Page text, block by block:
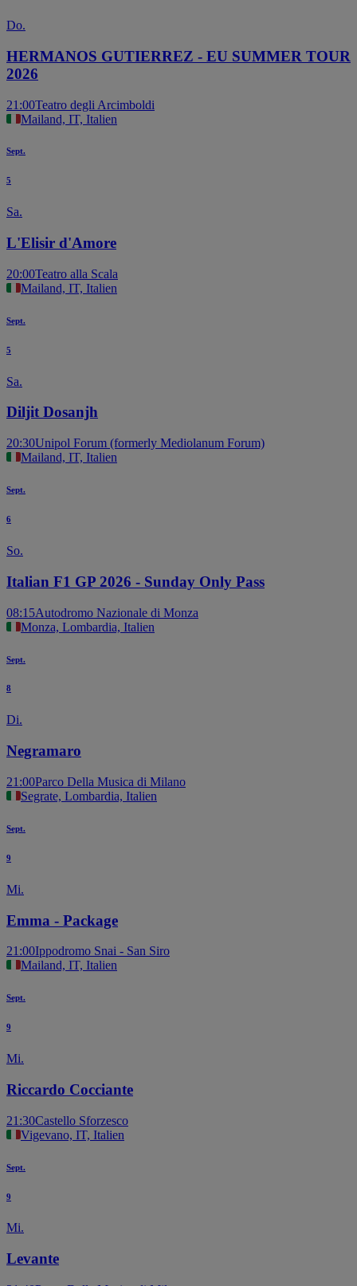
Do.
HERMANOS GUTIERREZ - EU SUMMER TOUR
2026
21:00Teatro degli Arcimboldi
Mailand, IT, Italien
Sept.
5
Sa.
L'Elisir d'Amore
20:00Teatro alla Scala
Mailand, IT, Italien
Sept.
5
Sa.
Diljit Dosanjh
20:30Unipol Forum (formerly Mediolanum Forum)
Mailand, IT, Italien
Sept.
6
So.
Italian F1 GP 2026 - Sunday Only Pass
08:15Autodromo Nazionale di Monza
Monza, Lombardia, Italien
Sept.
8
Di.
Negramaro
21:00Parco Della Musica di Milano
Segrate, Lombardia, Italien
Sept.
9
Mi.
Emma - Package
21:00Ippodromo Snai - San Siro
Mailand, IT, Italien
Sept.
9
Mi.
Riccardo Cocciante
21:30Castello Sforzesco
Vigevano, IT, Italien
Sept.
9
Mi.
Levante